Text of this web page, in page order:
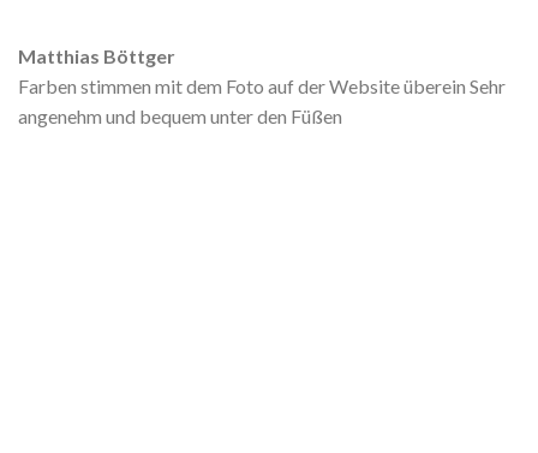
Matthias Böttger
Farben stimmen mit dem Foto auf der Website überein Sehr
angenehm und bequem unter den Füßen